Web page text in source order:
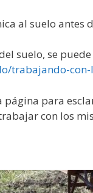
al suelo
suelo, se
trabajando-con-
página para
con los